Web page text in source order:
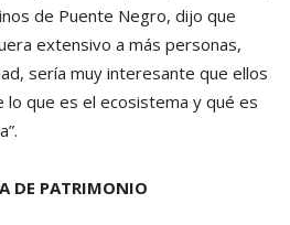
de Puente Negro, dijo que
extensivo a más personas,
sería muy interesante que ellos
lo que es el ecosistema y qué es
DE PATRIMONIO